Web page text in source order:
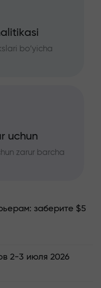
bo‘yicha
uchun
zarur barcha
заберите $5
2-3 июля 2026